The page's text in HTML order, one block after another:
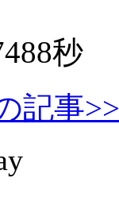
秒
記事>>